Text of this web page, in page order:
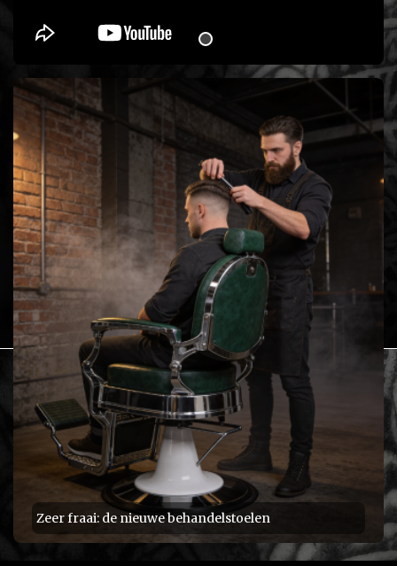
Zeer fraai: de nieuwe behandelstoelen